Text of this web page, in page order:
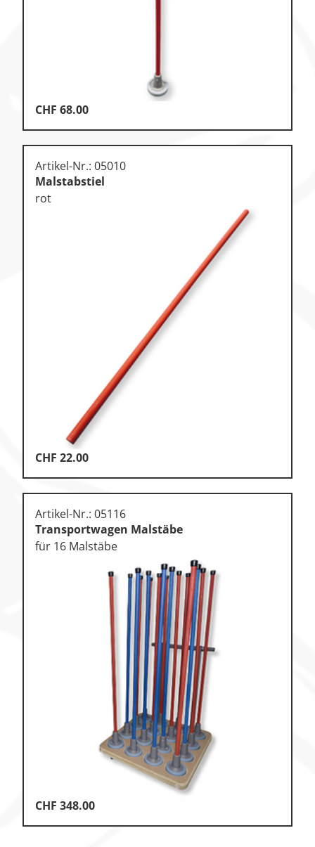
CHF 68.00
Artikel-Nr.: 05010
Malstabstiel
rot
CHF 22.00
Artikel-Nr.: 05116
Transportwagen Malstäbe
für 16 Malstäbe
CHF 348.00